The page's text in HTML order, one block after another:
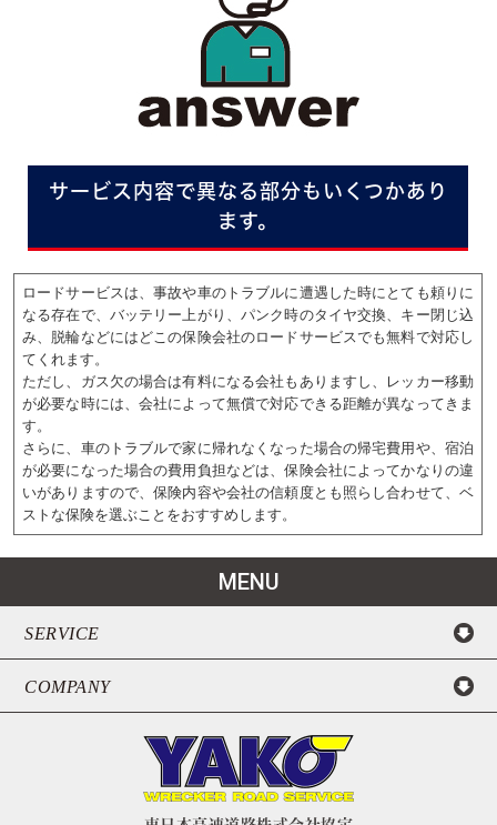
サービス内容で異なる部分もいくつかあり
ます。
ロードサービスは、事故や車のトラブルに遭遇した時にとても頼りに
なる存在で、バッテリー上がり、パンク時のタイヤ交換、キー閉じ込
み、脱輪などにはどこの保険会社のロードサービスでも無料で対応し
てくれます。
ただし、ガス欠の場合は有料になる会社もありますし、レッカー移動
が必要な時には、会社によって無償で対応できる距離が異なってきま
す。
さらに、車のトラブルで家に帰れなくなった場合の帰宅費用や、宿泊
が必要になった場合の費用負担などは、保険会社によってかなりの違
いがありますので、保険内容や会社の信頼度とも照らし合わせて、ベ
ストな保険を選ぶことをおすすめします。
MENU
SERVICE
COMPANY